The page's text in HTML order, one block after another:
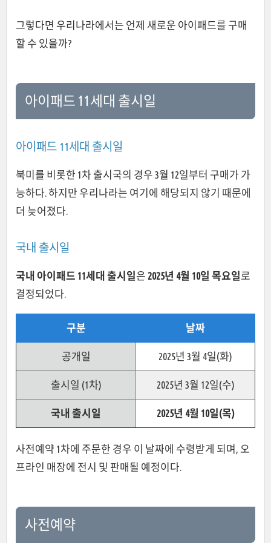
그렇다면 우리나라에서는 언제 새로운 아이패드를 구매
할 수 있을까?
아이패드 11세대 출시일
아이패드 11세대 출시일
북미를 비롯한 1차 출시국의 경우 3월 12일부터 구매가 가
능하다. 하지만 우리나라는 여기에 해당되지 않기 때문에
더 늦어졌다.
국내 출시일
국내 아이패드 11세대 출시일은 2025년 4월 10일 목요일로
결정되었다.
구분 날짜
공개일 2025년 3월 4일(화)
출시일 (1차) 2025년 3월 12일(수)
국내 출시일 2025년 4월 10일(목)
사전예약 1차에 주문한 경우 이 날짜에 수령받게 되며, 오
프라인 매장에 전시 및 판매될 예정이다.
사전예약